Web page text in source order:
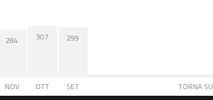
284
NOV
307
OTT
299
SET TORNA SU